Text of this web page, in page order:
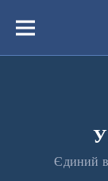
вмістуМеню
Єдиний